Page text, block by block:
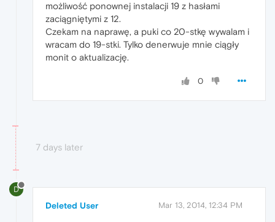
możliwość ponownej instalacji 19 z hasłami
zaciągniętymi z 12.
Czekam na naprawę, a puki co 20-stkę wywalam i
wracam do 19-stki. Tylko denerwuje mnie ciągły
monit o aktualizację.
0
7 days later
D
Deleted User Mar 13, 2014, 12:34 PM